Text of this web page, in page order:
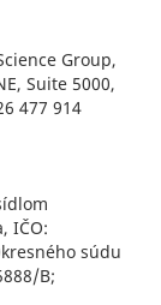
Group,
Suite 5000,
477 914
IČO:
súdu
B;